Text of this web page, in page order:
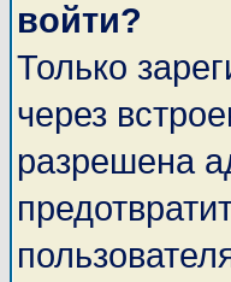
войти?
Только
через
разрешена